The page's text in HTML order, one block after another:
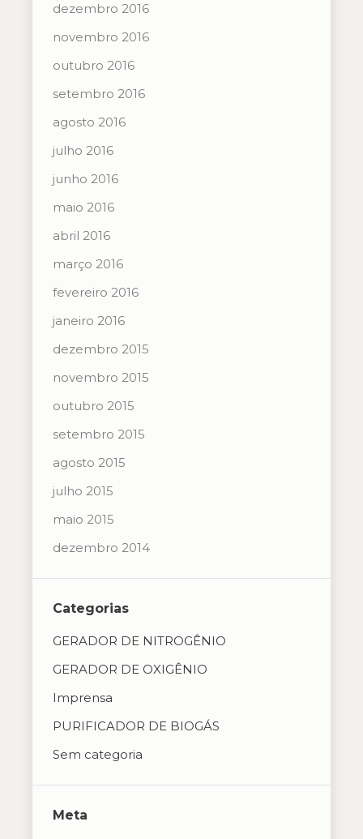
dezembro 2016
novembro 2016
outubro 2016
setembro 2016
agosto 2016
julho 2016
junho 2016
maio 2016
abril 2016
março 2016
fevereiro 2016
janeiro 2016
dezembro 2015
novembro 2015
outubro 2015
setembro 2015
agosto 2015
julho 2015
maio 2015
dezembro 2014
Categorias
GERADOR DE NITROGÊNIO
GERADOR DE OXIGÊNIO
Imprensa
PURIFICADOR DE BIOGÁS
Sem categoria
Meta